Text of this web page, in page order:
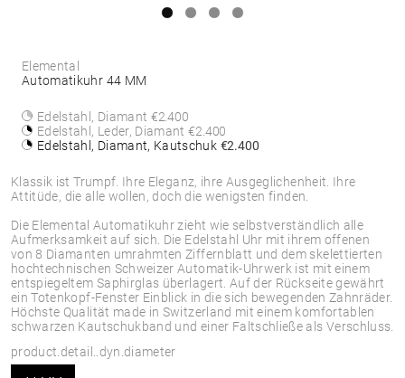
Klassik ist Trumpf. Ihre Eleganz, ihre Ausgeglichenheit. Ihre
Attitüde, die alle wollen, doch die wenigsten finden.
Die Elemental Automatikuhr zieht wie selbstverständlich alle
Aufmerksamkeit auf sich. Die Edelstahl Uhr mit ihrem offenen
von 8 Diamanten umrahmten Ziffernblatt und dem skelettierten
hochtechnischen Schweizer Automatik-Uhrwerk ist mit einem
entspiegeltem Saphirglas überlagert. Auf der Rückseite gewährt
ein Totenkopf-Fenster Einblick in die sich bewegenden Zahnräder.
Höchste Qualität made in Switzerland mit einem komfortablen
schwarzen Kautschukband und einer Faltschließe als Verschluss.
Elemental
Automatikuhr 44 MM
Edelstahl, Diamant €2.400
Edelstahl, Leder, Diamant€2.400
Edelstahl, Diamant, Kautschuk €2.400
product.detail..dyn.diameter